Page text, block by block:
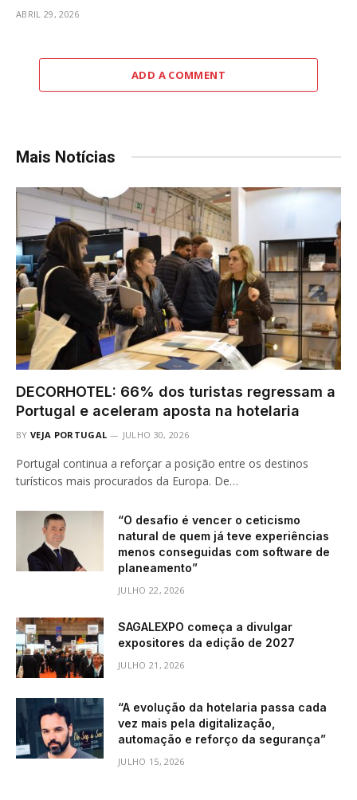
ABRIL 29, 2026
ADD A COMMENT
Mais Notícias
DECORHOTEL: 66% dos turistas regressam a
Portugal e aceleram aposta na hotelaria
BY VEJA PORTUGAL JULHO 30, 2026
Portugal continua a reforçar a posição entre os destinos
turísticos mais procurados da Europa. De…
“O desafio é vencer o ceticismo
natural de quem já teve experiências
menos conseguidas com software de
planeamento”
JULHO 22, 2026
SAGALEXPO começa a divulgar
expositores da edição de 2027
JULHO 21, 2026
“A evolução da hotelaria passa cada
vez mais pela digitalização,
automação e reforço da segurança”
JULHO 15, 2026